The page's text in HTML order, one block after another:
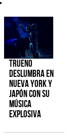
TRUENO
deslumbra en
Nueva York y
Japón con su
música
explosiva